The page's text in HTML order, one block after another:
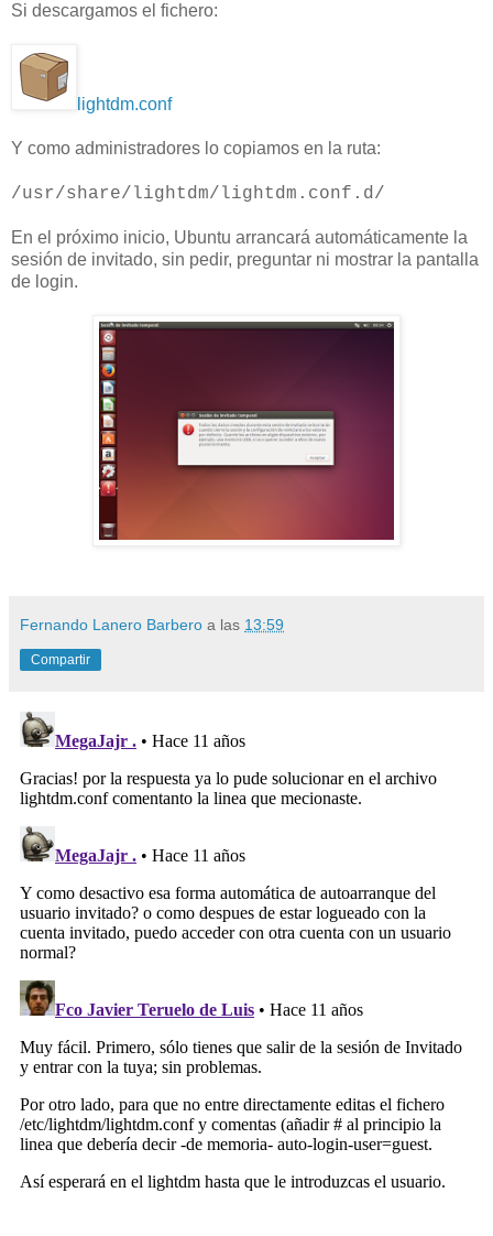
Si descargamos el fichero:
lightdm.conf
Y como administradores lo copiamos en la ruta:
/usr/share/lightdm/lightdm.conf.d/
En el próximo inicio, Ubuntu arrancará automáticamente la
sesión de invitado, sin pedir, preguntar ni mostrar la pantalla
de login.
Fernando Lanero Barbero a las 13:59
Compartir